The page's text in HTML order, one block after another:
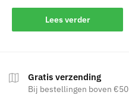
Lees verder
Gratis verzending
Bij bestellingen boven €50